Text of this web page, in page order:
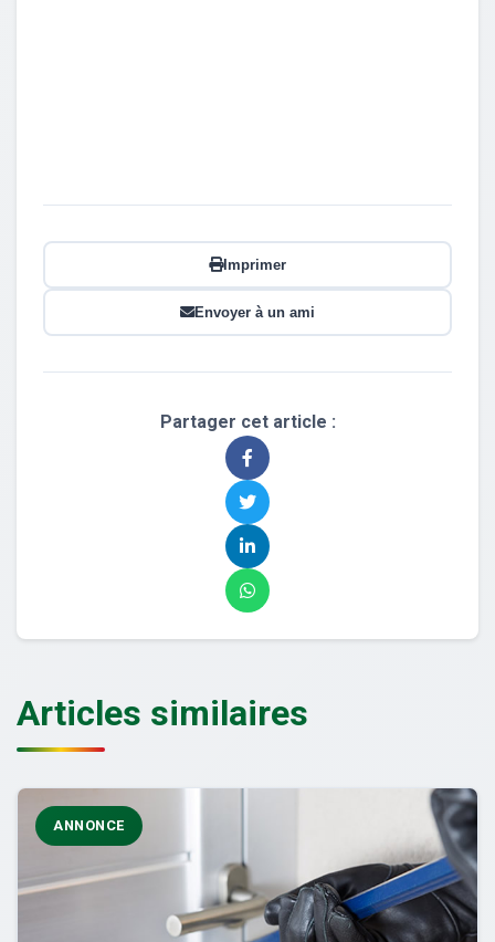
Imprimer
Envoyer à un ami
Partager cet article :
Articles similaires
ANNONCE